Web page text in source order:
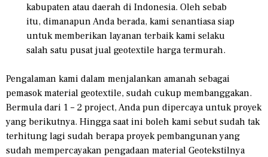
kabupaten atau daerah di Indonesia. Oleh sebab
itu, dimanapun Anda berada, kami senantiasa siap
untuk memberikan layanan terbaik kami selaku
salah satu pusat jual geotextile harga termurah.
Pengalaman kami dalam menjalankan amanah sebagai
pemasok material geotextile, sudah cukup membanggakan.
Bermula dari 1 – 2 project, Anda pun dipercaya untuk proyek
yang berikutnya. Hingga saat ini boleh kami sebut sudah tak
terhitung lagi sudah berapa proyek pembangunan yang
sudah mempercayakan pengadaan material Geotekstilnya